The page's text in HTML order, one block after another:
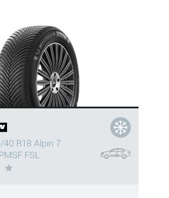
40 R18 Alpin 7
FSL